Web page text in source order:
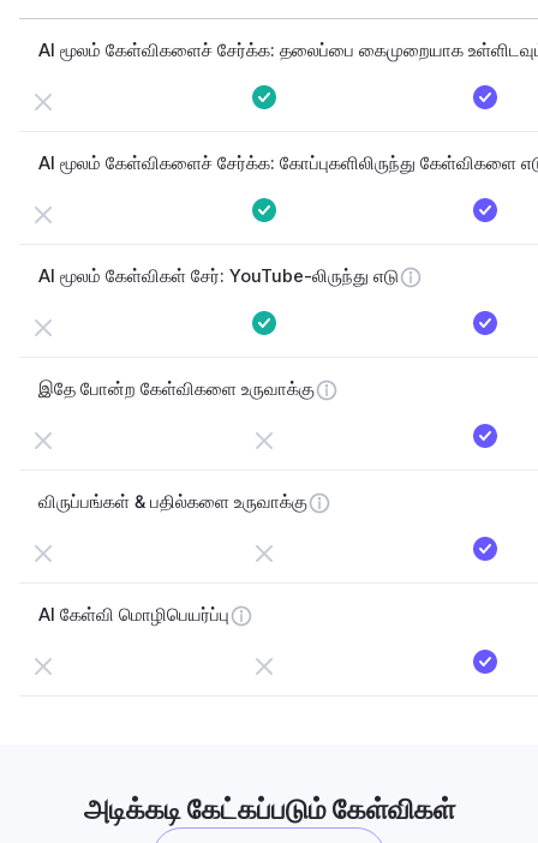
AI மூலம் கேள்விகளைச் சேர்க்க: தலைப்பை கைமுறையாக
AI மூலம் கேள்விகளைச் சேர்க்க: கோப்புகளிலிருந்து கேள்விகளை
AI மூலம் கேள்விகள் சேர்: YouTube-லிருந்து எடு
இதே போன்ற கேள்விகளை உருவாக்கு
விருப்பங்கள் & பதில்களை உருவாக்கு
AI கேள்வி மொழிபெயர்ப்பு
அடிக்கடி கேட்கப்படும் கேள்விகள்